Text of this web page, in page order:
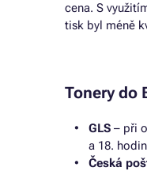
cena. S
tisk byl méně
Tonery do
GLS – při
a 18.
Česká